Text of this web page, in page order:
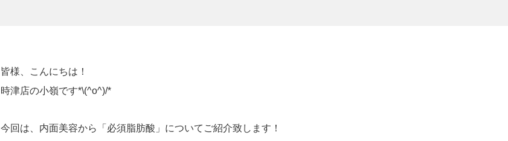
皆様、こんにちは！
時津店の小嶺です*\(^o^)/*
今回は、内面美容から「必須脂肪酸」についてご紹介致します！